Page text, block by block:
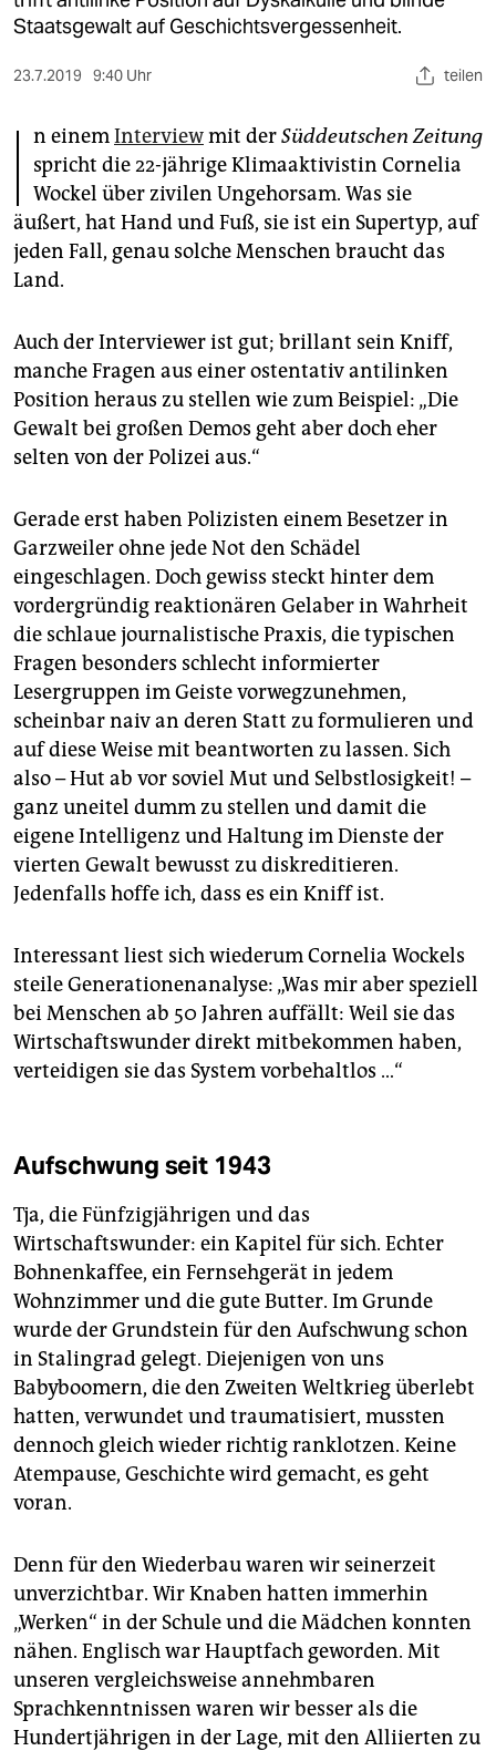
verlag
verlag
veranstaltungen
shop
unterstützen
genossenschaft
Staatsgewalt auf Geschichtsvergessenheit.
23.7.2019 9:40 Uhr teilen
I n einemInterviewmit derSüddeutschen Zeitung
spricht die 22-jährige Klimaaktivistin Cornelia
Wockel über zivilen Ungehorsam. Was sie
äußert, hat Hand und Fuß, sie ist ein Supertyp, auf
jeden Fall, genau solche Menschen braucht das
Land.
Auch der Interviewer ist gut; brillant sein Kniff,
manche Fragen aus einer ostentativ antilinken
Position heraus zu stellen wie zum Beispiel: „Die
Gewalt bei großen Demos geht aber doch eher
selten von der Polizei aus.“
Gerade erst haben Polizisten einem Besetzer in
Garzweiler ohne jede Not den Schädel
eingeschlagen. Doch gewiss steckt hinter dem
vordergründig reaktionären Gelaber in Wahrheit
die schlaue journalistische Praxis, die typischen
Fragen besonders schlecht informierter
Lesergruppen im Geiste vorwegzunehmen,
scheinbar naiv an deren Statt zu formulieren und
auf diese Weise mit beantworten zu lassen. Sich
also – Hut ab vor soviel Mut und Selbstlosigkeit! –
ganz uneitel dumm zu stellen und damit die
eigene Intelligenz und Haltung im Dienste der
vierten Gewalt bewusst zu diskreditieren.
Jedenfalls hoffe ich, dass es ein Kniff ist.
Interessant liest sich wiederum Cornelia Wockels
steile Generationenanalyse: „Was mir aber speziell
bei Menschen ab 50 Jahren auffällt: Weil sie das
Wirtschaftswunder direkt mitbekommen haben,
verteidigen sie das System vorbehaltlos …“
Aufschwung seit 1943
Tja, die Fünfzigjährigen und das
Wirtschaftswunder: ein Kapitel für sich. Echter
Bohnenkaffee, ein Fernsehgerät in jedem
Wohnzimmer und die gute Butter. Im Grunde
wurde der Grundstein für den Aufschwung schon
in Stalingrad gelegt. Diejenigen von uns
Babyboomern, die den Zweiten Weltkrieg überlebt
hatten, verwundet und traumatisiert, mussten
dennoch gleich wieder richtig ranklotzen. Keine
Atempause, Geschichte wird gemacht, es geht
voran.
Denn für den Wiederbau waren wir seinerzeit
unverzichtbar. Wir Knaben hatten immerhin
„Werken“ in der Schule und die Mädchen konnten
nähen. Englisch war Hauptfach geworden. Mit
unseren vergleichsweise annehmbaren
Sprachkenntnissen waren wir besser als die
Hundertjährigen in der Lage, mit den Alliierten zu